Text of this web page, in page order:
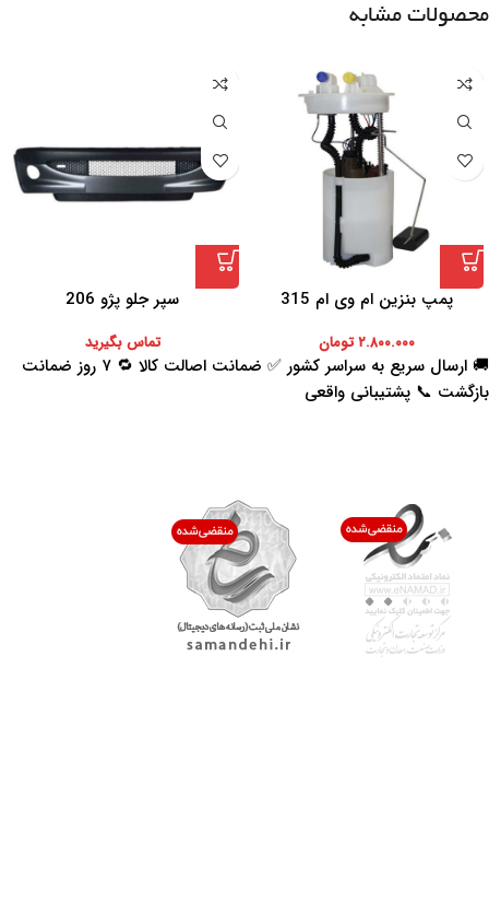
محصولات مشابه
پمپ بنزین ام وی ام 315
۲.۸۰۰.۰۰۰تومان
سپر جلو پژو 206
تماس بگیرید
🚚 ارسال سریع به سراسر کشور ✅ ضمانت اصالت کالا 🔁 ۷ روز ضمانت
بازگشت 📞 پشتیبانی واقعی